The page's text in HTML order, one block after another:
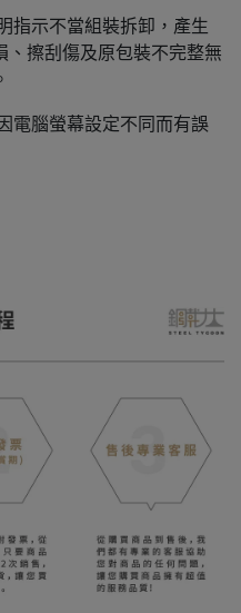
指示不當組裝拆卸，產生
、擦刮傷及原包裝不完整無
電腦螢幕設定不同而有誤